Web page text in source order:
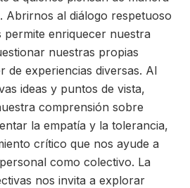
Abrirnos al diálogo respetuoso
enriquecer nuestra
nuestras propias
de experiencias diversas. Al
ideas y puntos de vista,
comprensión sobre
la empatía y la tolerancia,
crítico que nos ayude a
como colectivo. La
nos invita a explorar